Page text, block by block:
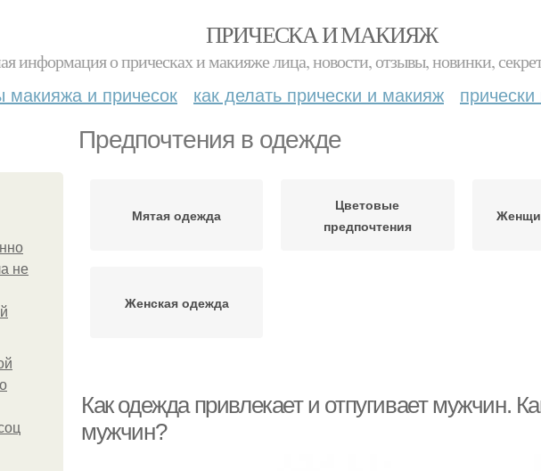
ПРИЧЕСКА И МАКИЯЖ
информация о прическах и макияже лица, новости, отзывы, новинки,
макияжа и причесок как делать прически и макияж
Предпочтения в одежде
не
Мятая одежда
Цветовые
предпочтения
Женская одежда
Как одежда привлекает и отпугивает мужчин.
мужчин?